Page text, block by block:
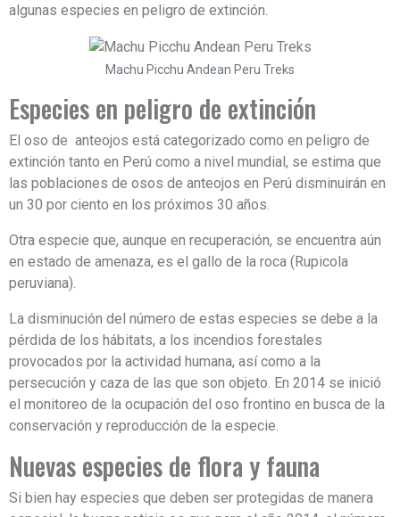
algunas especies en peligro de extinción.
Machu Picchu Andean Peru Treks
Especies en peligro de extinción
El oso de anteojos está categorizado como en peligro de
extinción tanto en Perú como a nivel mundial, se estima que
las poblaciones de osos de anteojos en Perú disminuirán en
un 30 por ciento en los próximos 30 años.
Otra especie que, aunque en recuperación, se encuentra aún
en estado de amenaza, es el gallo de la roca (Rupicola
peruviana).
La disminución del número de estas especies se debe a la
pérdida de los hábitats, a los incendios forestales
provocados por la actividad humana, así como a la
persecución y caza de las que son objeto. En 2014 se inició
el monitoreo de la ocupación del oso frontino en busca de la
conservación y reproducción de la especie.
Nuevas especies de flora y fauna
Si bien hay especies que deben ser protegidas de manera